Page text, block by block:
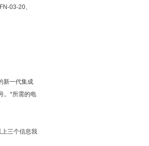
03-20、
新一代集成
。*所需的电
三个信息我